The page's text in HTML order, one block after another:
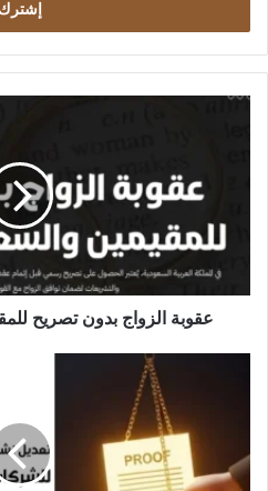
عقوبة
للمقيمين
والسعوديين
2026
عقوبة الزواج بدون تصريح
للشركات
والأوراق